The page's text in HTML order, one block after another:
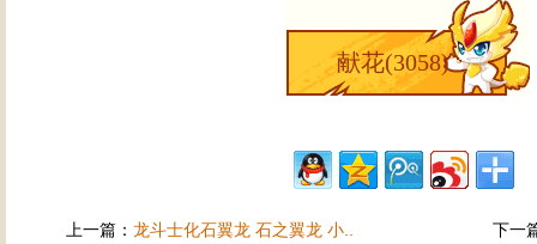
献花(3058)
上一篇： 龙斗士化石翼龙 石之翼龙 小.. 下一